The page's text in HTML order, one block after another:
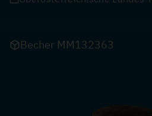
Becher MM132363